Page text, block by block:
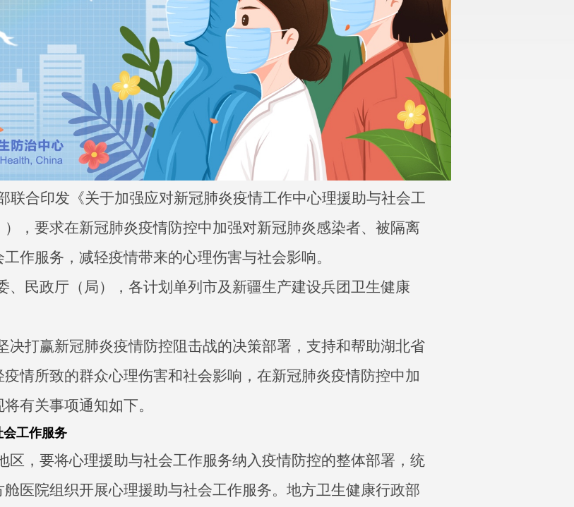
联合印发《关于加强应对新冠肺炎疫情工作中心理援助与社会工
，要求在新冠肺炎疫情防控中加强对新冠肺炎感染者、被隔离
作服务，减轻疫情带来的心理伤害与社会影响。
、民政厅（局），各计划单列市及新疆生产建设兵团卫生健康
决打赢新冠肺炎疫情防控阻击战的决策部署，支持和帮助湖北省
情所致的群众心理伤害和社会影响，在新冠肺炎疫情防控中加
有关事项通知如下。
工作服务
区，要将心理援助与社会工作服务纳入疫情防控的整体部署，统
医院组织开展心理援助与社会工作服务。地方卫生健康行政部